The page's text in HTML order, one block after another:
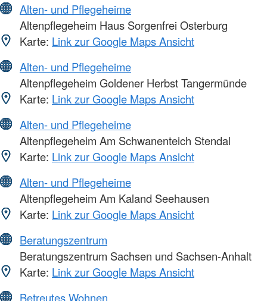
Alten- und Pflegeheime
Altenpflegeheim Haus Sorgenfrei Osterburg
Karte: Link zur Google Maps Ansicht
Alten- und Pflegeheime
Altenpflegeheim Goldener Herbst Tangermünde
Karte: Link zur Google Maps Ansicht
Alten- und Pflegeheime
Altenpflegeheim Am Schwanenteich Stendal
Karte: Link zur Google Maps Ansicht
Alten- und Pflegeheime
Altenpflegeheim Am Kaland Seehausen
Karte: Link zur Google Maps Ansicht
Beratungszentrum
Beratungszentrum Sachsen und Sachsen-Anhalt
Karte: Link zur Google Maps Ansicht
Betreutes Wohnen